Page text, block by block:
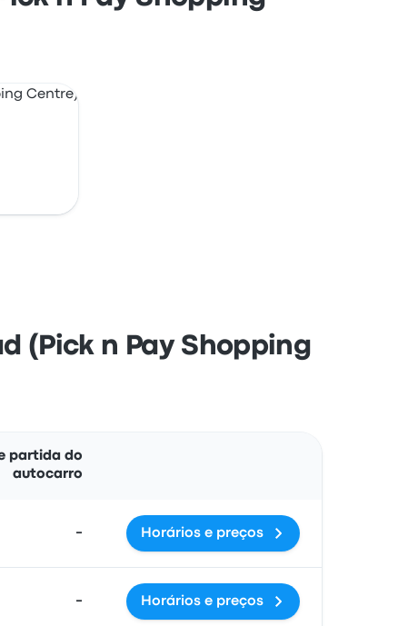
(Pick n Pay Shopping
partida do
autocarro
- Horários e preços
- Horários e preços